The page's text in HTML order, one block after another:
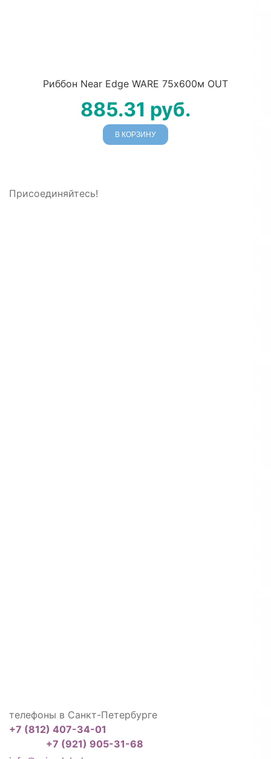
Риббон Near Edge WARE 75х600м OUT
885.31 руб.
В КОРЗИНУ
Присоединяйтесь!
телефоны в Санкт-Петербурге
+7 (812) 407-34-01
+7 (921) 905-31-68